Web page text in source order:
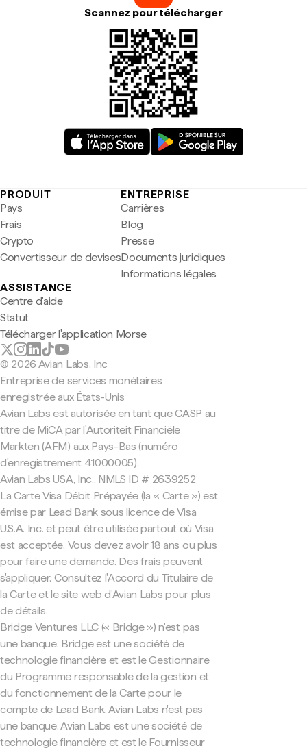
Scannez pour télécharger
PRODUIT
Pays
Frais
Crypto
Convertisseur de devises
ENTREPRISE
Carrières
Blog
Presse
Documents juridiques
Informations légales
ASSISTANCE
Centre d'aide
Statut
Télécharger l'application Morse
© 2026 Avian Labs, Inc
Entreprise de services monétaires
enregistrée aux États-Unis
Avian Labs est autorisée en tant que CASP au
titre de MiCA par l'Autoriteit Financiële
Markten (AFM) aux Pays-Bas (numéro
d'enregistrement 41000005).
Avian Labs USA, Inc., NMLS ID # 2639252
La Carte Visa Débit Prépayée (la « Carte ») est
émise par Lead Bank sous licence de Visa
U.S.A. Inc. et peut être utilisée partout où Visa
est acceptée. Vous devez avoir 18 ans ou plus
pour faire une demande. Des frais peuvent
s'appliquer. Consultez l'Accord du Titulaire de
la Carte et le site web d'Avian Labs pour plus
de détails.
Bridge Ventures LLC (« Bridge ») n'est pas
une banque. Bridge est une société de
technologie financière et est le Gestionnaire
du Programme responsable de la gestion et
du fonctionnement de la Carte pour le
compte de Lead Bank. Avian Labs n'est pas
une banque. Avian Labs est une société de
technologie financière et est le Fournisseur